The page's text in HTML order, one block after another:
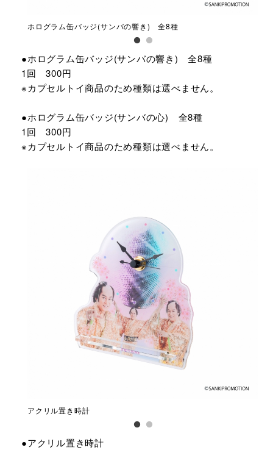
ホログラム缶バッジ(サンバの響き) 全8種
●ホログラム缶バッジ(サンバの響き) 全8種
1回 300円
※カプセルトイ商品のため種類は選べません。
●ホログラム缶バッジ(サンバの心) 全8種
1回 300円
※カプセルトイ商品のため種類は選べません。
アクリル置き時計
●アクリル置き時計